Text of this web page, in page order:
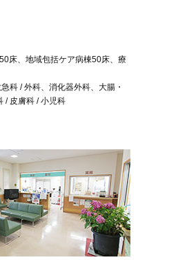
床、地域包括ケア病棟50床、療
科 / 外科、消化器外科、大腸・
/ 皮膚科 / 小児科